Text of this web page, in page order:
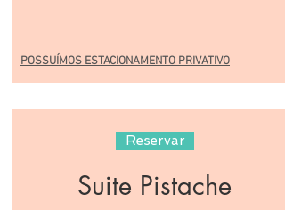
POSSUÍMOS ESTACIONAMENTO PRIVATIVO
Reservar
Suite Pistache